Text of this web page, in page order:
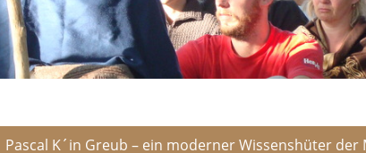
Pascal K´in Greub – ein moderner Wissenshüter der